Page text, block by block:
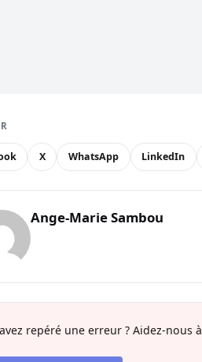
X WhatsApp LinkedIn
Ange-Marie Sambou
repéré une erreur ? Aidez-